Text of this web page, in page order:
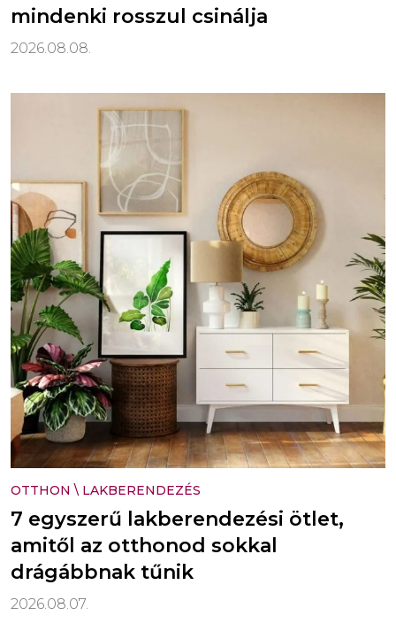
mindenki rosszul csinálja
2026.08.08.
OTTHON \ LAKBERENDEZÉS
7 egyszerű lakberendezési ötlet,
amitől az otthonod sokkal
drágábbnak tűnik
2026.08.07.